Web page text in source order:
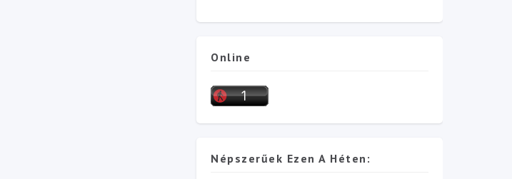
Online
Népszerűek Ezen A Héten: